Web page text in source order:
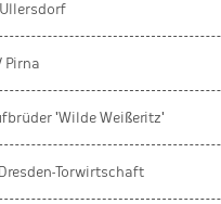
Pirna
'Wilde Weißeritz'
Torwirtschaft